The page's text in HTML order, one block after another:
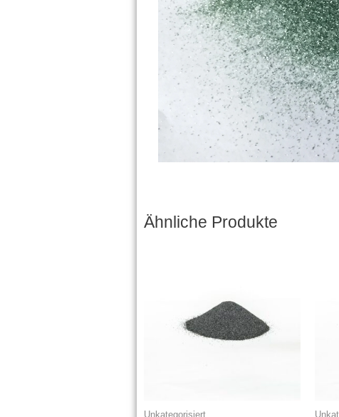
Ähnliche Produkte
Unkategorisiert